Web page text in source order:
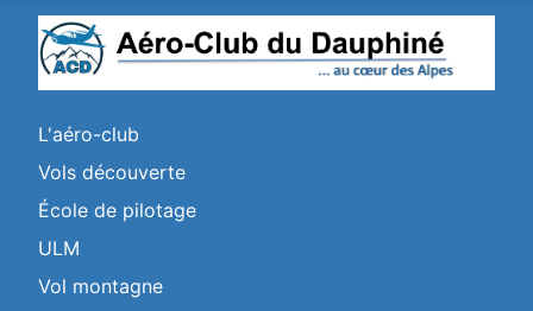
L'aéro-club
Vols découverte
École de pilotage
ULM
Vol montagne